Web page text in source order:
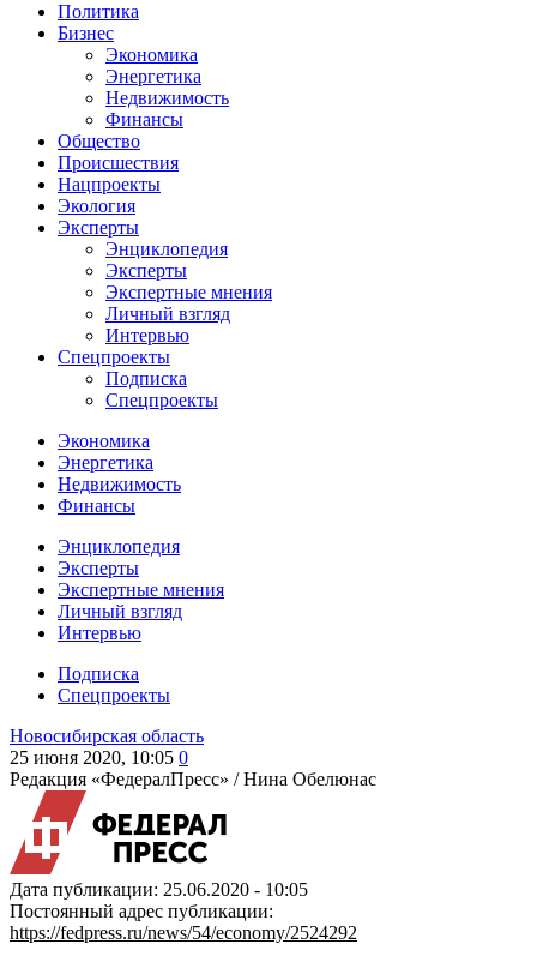
Политика
Бизнес
Экономика
Энергетика
Недвижимость
Финансы
Общество
Происшествия
Нацпроекты
Экология
Эксперты
Энциклопедия
Эксперты
Экспертные мнения
Личный взгляд
Интервью
Спецпроекты
Подписка
Спецпроекты
Экономика
Энергетика
Недвижимость
Финансы
Энциклопедия
Эксперты
Экспертные мнения
Личный взгляд
Интервью
Подписка
Спецпроекты
Новосибирская область
25 июня 2020, 10:05 0
Редакция «ФедералПресс» /Нина Обелюнас
Дата публикации: 25.06.2020 - 10:05
Постоянный адрес публикации:
https://fedpress.ru/news/54/economy/2524292